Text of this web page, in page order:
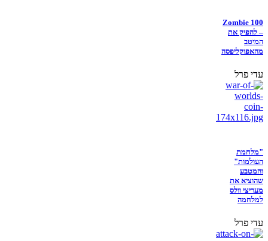
Zombie 100
– להפיק את
המיטב
מהאפוקליפסה
עדי פרל
"מלחמת
העולמות"
והמטבע
שהוציא את
מעריצי וולס
למלחמה
עדי פרל